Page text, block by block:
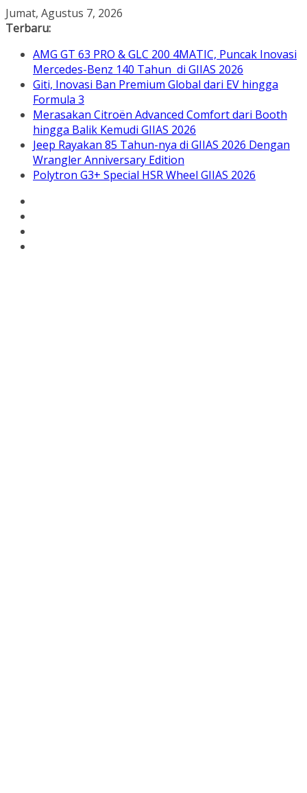
Skip
to
Jumat, Agustus 7, 2026
Terbaru:
AMG GT 63 PRO & GLC 200 4MATIC, Puncak Inovasi
Mercedes-Benz 140 Tahun di GIIAS 2026
Giti, Inovasi Ban Premium Global dari EV hingga
Formula 3
Merasakan Citroën Advanced Comfort dari Booth
hingga Balik Kemudi GIIAS 2026
Jeep Rayakan 85 Tahun-nya di GIIAS 2026 Dengan
Wrangler Anniversary Edition
Polytron G3+ Special HSR Wheel GIIAS 2026